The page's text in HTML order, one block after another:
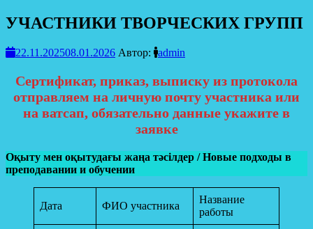
УЧАСТНИКИ ТВОРЧЕСКИХ ГРУПП
22.11.202508.01.2026 Автор: admin
Сертификат, приказ, выписку из протокола
отправляем на личную почту участника или
на ватсап, обязательно данные укажите в
заявке
Оқыту мен оқытудағы жаңа тәсілдер / Новые подходы в
преподавании и обучении
Дата ФИО участника
Название
работы